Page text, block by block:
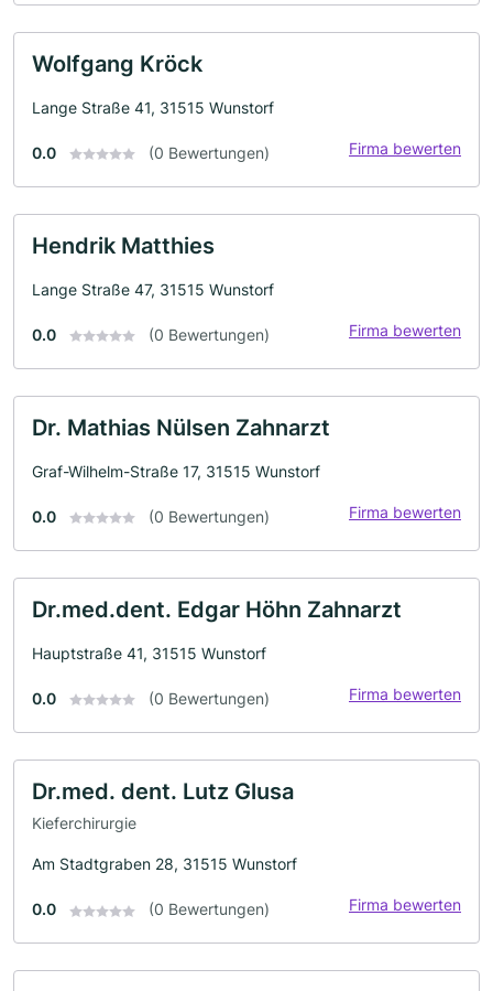
Wolfgang Kröck
Lange Straße 41, 31515 Wunstorf
0.0 (0 Bewertungen) Firma bewerten
Hendrik Matthies
Lange Straße 47, 31515 Wunstorf
0.0 (0 Bewertungen) Firma bewerten
Dr. Mathias Nülsen Zahnarzt
Graf-Wilhelm-Straße 17, 31515 Wunstorf
0.0 (0 Bewertungen) Firma bewerten
Dr.med.dent. Edgar Höhn Zahnarzt
Hauptstraße 41, 31515 Wunstorf
0.0 (0 Bewertungen) Firma bewerten
Dr.med. dent. Lutz Glusa
Kieferchirurgie
Am Stadtgraben 28, 31515 Wunstorf
0.0 (0 Bewertungen) Firma bewerten